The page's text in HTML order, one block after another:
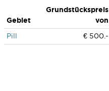
Gebiet
Grundstückspreis
von
Pill
€ 500.-